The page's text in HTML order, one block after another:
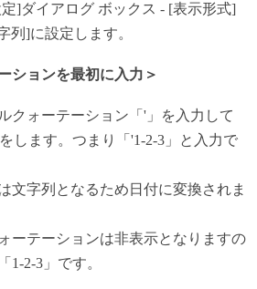
]ダイアログ ボックス - [表示形式]
列]に設定します。
ションを最初に入力＞
クォーテーション「'」を入力して
します。つまり「'1-2-3」と入力で
文字列となるため日付に変換されま
ーテーションは非表示となりますの
1-2-3」です。